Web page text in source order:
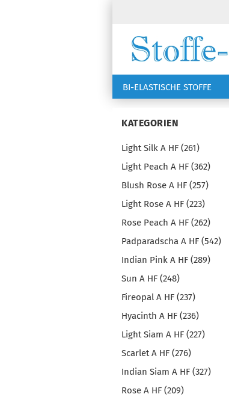
BI-ELASTISCHE STOFFE
KATEGORIEN
Light Silk A HF (261)
Light Peach A HF (362)
Blush Rose A HF (257)
Light Rose A HF (223)
Rose Peach A HF (262)
Padparadscha A HF (542)
Indian Pink A HF (289)
Sun A HF (248)
Fireopal A HF (237)
Hyacinth A HF (236)
Light Siam A HF (227)
Scarlet A HF (276)
Indian Siam A HF (327)
Rose A HF (209)